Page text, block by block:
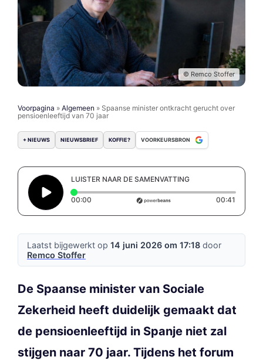
© Remco Stoffer
Voorpagina » Algemeen » Spaanse minister ontkracht gerucht over
pensioenleeftijd van 70 jaar
+ NIEUWS NIEUWSBRIEF KOFFIE? VOORKEURSBRON
LUISTER NAAR DE SAMENVATTING
00:00 Elapsed time: 0 seconds 00:41
Laatst bijgewerkt op 14 juni 2026 om 17:18 door
Remco Stoffer
De Spaanse minister van Sociale
Zekerheid heeft duidelijk gemaakt dat
de pensioenleeftijd in Spanje niet zal
stijgen naar 70 jaar. Tijdens het forum